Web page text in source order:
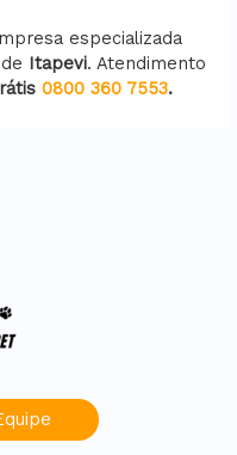
especializada
Itapevi. Atendimento
0800 360 7553.